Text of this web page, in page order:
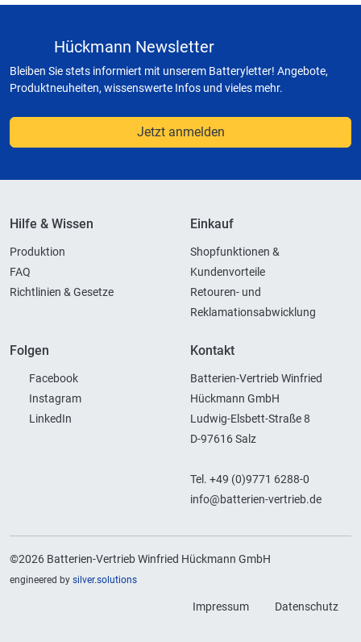
Hückmann Newsletter
Bleiben Sie stets informiert mit unserem Batteryletter! Angebote,
Produktneuheiten, wissenswerte Infos und vieles mehr.
Jetzt anmelden
Hilfe & Wissen
Produktion
FAQ
Richtlinien & Gesetze
Einkauf
Shopfunktionen &
Kundenvorteile
Retouren- und
Reklamationsabwicklung
Folgen
Facebook
Instagram
LinkedIn
Kontakt
Batterien-Vertrieb Winfried
Hückmann GmbH
Ludwig-Elsbett-Straße 8
D-97616 Salz
Tel. +49 (0)9771 6288-0
info@batterien-vertrieb.de
©2026 Batterien-Vertrieb Winfried Hückmann GmbH
engineered by silver.solutions
Impressum Datenschutz